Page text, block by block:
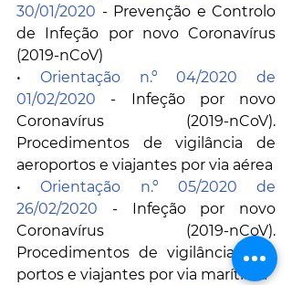
30/01/2020 - Prevenção e Controlo
de Infeção por novo Coronavírus
(2019-nCoV)
• Orientação n.º 04/2020 de
01/02/2020 - Infeção por novo
Coronavírus (2019-nCoV).
Procedimentos de vigilância de
aeroportos e viajantes por via aérea
• Orientação n.º 05/2020 de
26/02/2020 - Infeção por novo
Coronavírus (2019-nCoV).
Procedimentos de vigilância para
portos e viajantes por via marítima